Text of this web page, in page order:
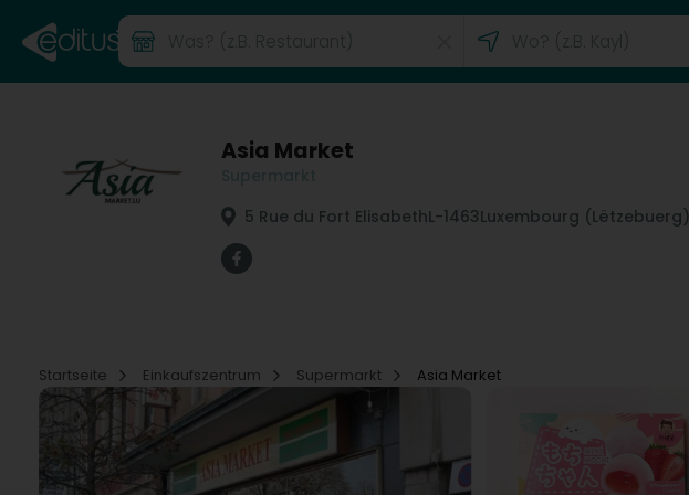
Asia Market
5 Rue du Fort ElisabethL-1463Luxembourg (Lëtzebuerg)
Startseite Einkaufszentrum Supermarkt Asia Market